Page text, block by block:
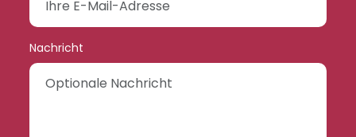
Nachricht